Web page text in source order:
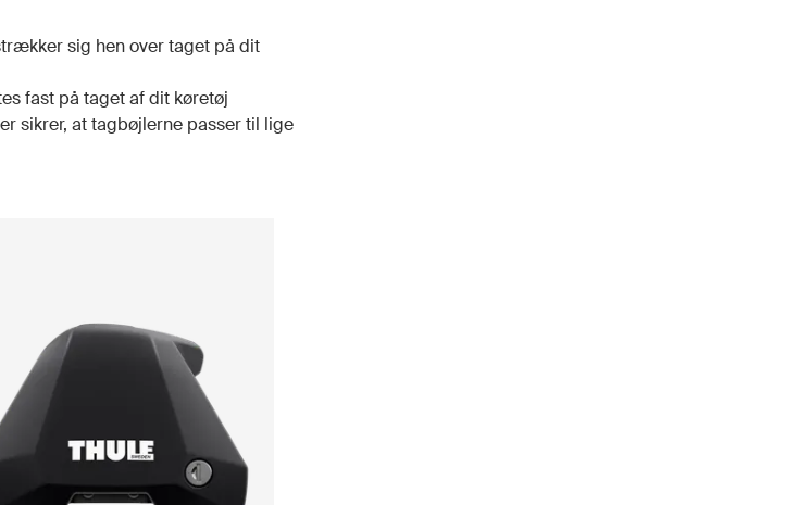
sig hen over taget på dit
fast på taget af dit køretøj
sikrer, at tagbøjlerne passer til lige